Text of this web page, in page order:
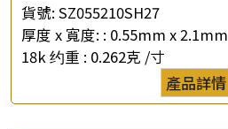
貨號: SZ055210SH27
厚度 x 寬度: : 0.55mm x 2.1mm
18k 约重 : 0.262克 /寸
產品詳情